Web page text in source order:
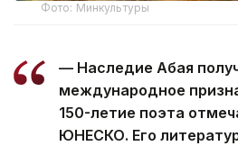
Фото: Минкультуры
— Наследие Абая
международное
150-летие поэта
ЮНЕСКО. Его